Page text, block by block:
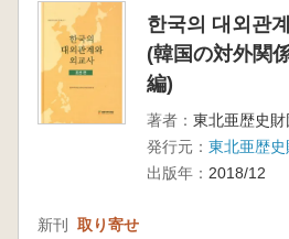
한국의 대외관
(韓国の対外関
編)
著者： 東北亜歴史
発行元： 東北亜歴史
出版年： 2018/12
新刊 取り寄せ